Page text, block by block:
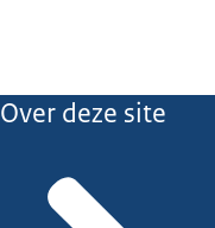
Over deze site